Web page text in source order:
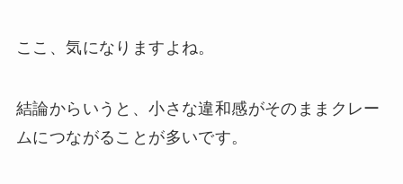
ここ、気になりますよね。
結論からいうと、小さな違和感がそのままクレー
ムにつながることが多いです。